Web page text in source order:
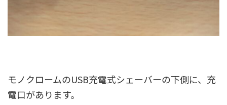
モノクロームのUSB充電式シェーバーの下側に、充
電口があります。